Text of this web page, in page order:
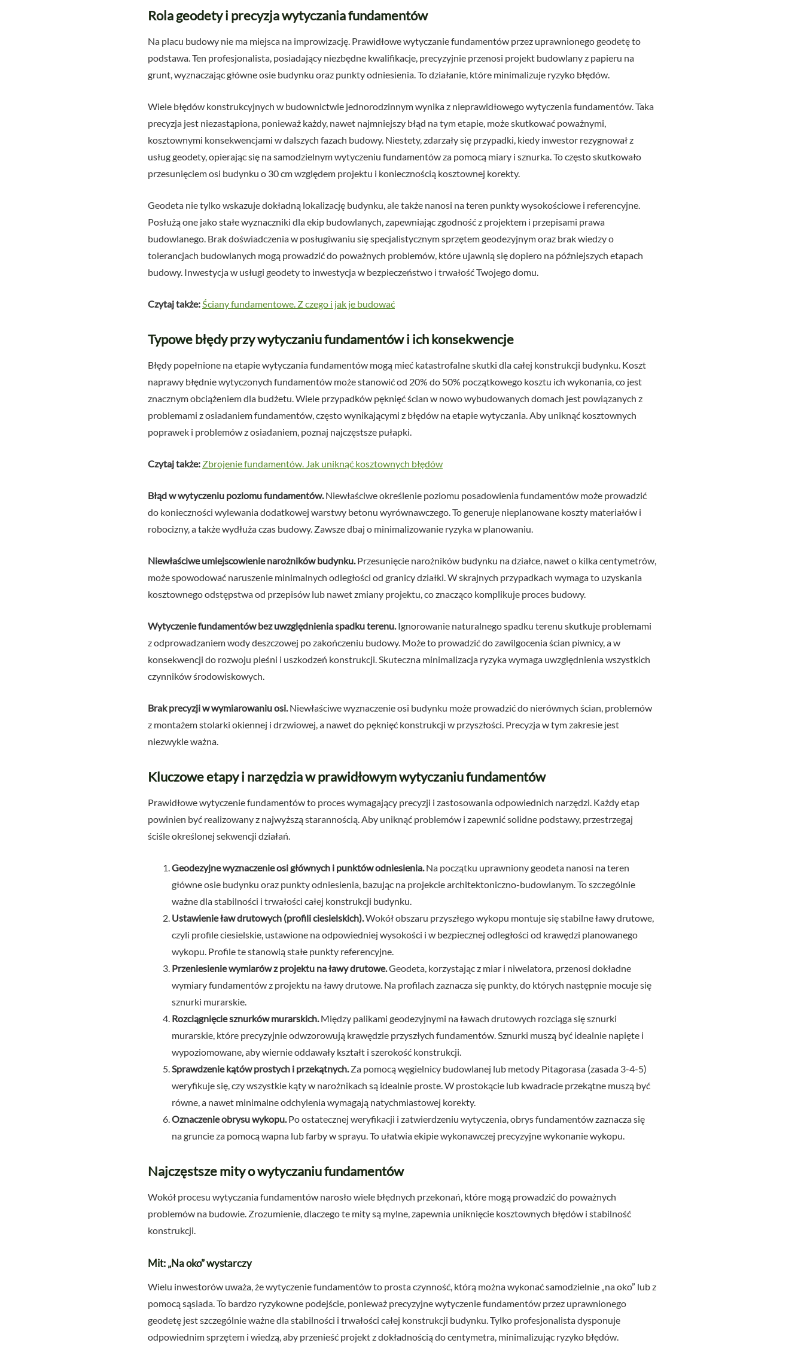
Rola geodety i precyzja wytyczania fundamentów
Na placu budowy nie ma miejsca na improwizację. Prawidłowe wytyczanie fundamentów przez uprawnionego geodetę to
podstawa. Ten profesjonalista, posiadający niezbędne kwalifikacje, precyzyjnie przenosi projekt budowlany z papieru na
grunt, wyznaczając główne osie budynku oraz punkty odniesienia. To działanie, które minimalizuje ryzyko błędów.
Wiele błędów konstrukcyjnych w budownictwie jednorodzinnym wynika z nieprawidłowego wytyczenia fundamentów. Taka
precyzja jest niezastąpiona, ponieważ każdy, nawet najmniejszy błąd na tym etapie, może skutkować poważnymi,
kosztownymi konsekwencjami w dalszych fazach budowy. Niestety, zdarzały się przypadki, kiedy inwestor rezygnował z
usług geodety, opierając się na samodzielnym wytyczeniu fundamentów za pomocą miary i sznurka. To często skutkowało
przesunięciem osi budynku o 30 cm względem projektu i koniecznością kosztownej korekty.
Geodeta nie tylko wskazuje dokładną lokalizację budynku, ale także nanosi na teren punkty wysokościowe i referencyjne.
Posłużą one jako stałe wyznaczniki dla ekip budowlanych, zapewniając zgodność z projektem i przepisami prawa
budowlanego. Brak doświadczenia w posługiwaniu się specjalistycznym sprzętem geodezyjnym oraz brak wiedzy o
tolerancjach budowlanych mogą prowadzić do poważnych problemów, które ujawnią się dopiero na późniejszych etapach
budowy. Inwestycja w usługi geodety to inwestycja w bezpieczeństwo i trwałość Twojego domu.
Czytaj także:Ściany fundamentowe. Z czego i jak je budować
Typowe błędy przy wytyczaniu fundamentów i ich konsekwencje
Błędy popełnione na etapie wytyczania fundamentów mogą mieć katastrofalne skutki dla całej konstrukcji budynku. Koszt
naprawy błędnie wytyczonych fundamentów może stanowić od 20% do 50% początkowego kosztu ich wykonania, co jest
znacznym obciążeniem dla budżetu. Wiele przypadków pęknięć ścian w nowo wybudowanych domach jest powiązanych z
problemami z osiadaniem fundamentów, często wynikającymi z błędów na etapie wytyczania. Aby uniknąć kosztownych
poprawek i problemów z osiadaniem, poznaj najczęstsze pułapki.
Czytaj także: Zbrojenie fundamentów. Jak uniknąć kosztownych błędów
Błąd w wytyczeniu poziomu fundamentów.Niewłaściwe określenie poziomu posadowienia fundamentów może prowadzić
do konieczności wylewania dodatkowej warstwy betonu wyrównawczego. To generuje nieplanowane koszty materiałów i
robocizny, a także wydłuża czas budowy. Zawsze dbaj o minimalizowanie ryzyka w planowaniu.
Niewłaściwe umiejscowienie narożników budynku.Przesunięcie narożników budynku na działce, nawet o kilka centymetrów,
może spowodować naruszenie minimalnych odległości od granicy działki. W skrajnych przypadkach wymaga to uzyskania
kosztownego odstępstwa od przepisów lub nawet zmiany projektu, co znacząco komplikuje proces budowy.
Wytyczenie fundamentów bez uwzględnienia spadku terenu.Ignorowanie naturalnego spadku terenu skutkuje problemami
z odprowadzaniem wody deszczowej po zakończeniu budowy. Może to prowadzić do zawilgocenia ścian piwnicy, a w
konsekwencji do rozwoju pleśni i uszkodzeń konstrukcji. Skuteczna minimalizacja ryzyka wymaga uwzględnienia wszystkich
czynników środowiskowych.
Brak precyzji w wymiarowaniu osi.Niewłaściwe wyznaczenie osi budynku może prowadzić do nierównych ścian, problemów
z montażem stolarki okiennej i drzwiowej, a nawet do pęknięć konstrukcji w przyszłości. Precyzja w tym zakresie jest
niezwykle ważna.
Kluczowe etapy i narzędzia w prawidłowym wytyczaniu fundamentów
Prawidłowe wytyczenie fundamentów to proces wymagający precyzji i zastosowania odpowiednich narzędzi. Każdy etap
powinien być realizowany z najwyższą starannością. Aby uniknąć problemów i zapewnić solidne podstawy, przestrzegaj
ściśle określonej sekwencji działań.
Geodezyjne wyznaczenie osi głównych i punktów odniesienia.Na początku uprawniony geodeta nanosi na teren
główne osie budynku oraz punkty odniesienia, bazując na projekcie architektoniczno-budowlanym. To szczególnie
ważne dla stabilności i trwałości całej konstrukcji budynku.
Ustawienie ław drutowych (profili ciesielskich).Wokół obszaru przyszłego wykopu montuje się stabilne ławy drutowe,
czyli profile ciesielskie, ustawione na odpowiedniej wysokości i w bezpiecznej odległości od krawędzi planowanego
wykopu. Profile te stanowią stałe punkty referencyjne.
Przeniesienie wymiarów z projektu na ławy drutowe.Geodeta, korzystając z miar i niwelatora, przenosi dokładne
wymiary fundamentów z projektu na ławy drutowe. Na profilach zaznacza się punkty, do których następnie mocuje się
sznurki murarskie.
Rozciągnięcie sznurków murarskich.Między palikami geodezyjnymi na ławach drutowych rozciąga się sznurki
murarskie, które precyzyjnie odwzorowują krawędzie przyszłych fundamentów. Sznurki muszą być idealnie napięte i
wypoziomowane, aby wiernie oddawały kształt i szerokość konstrukcji.
Sprawdzenie kątów prostych i przekątnych.Za pomocą węgielnicy budowlanej lub metody Pitagorasa (zasada 3-4-5)
weryfikuje się, czy wszystkie kąty w narożnikach są idealnie proste. W prostokącie lub kwadracie przekątne muszą być
równe, a nawet minimalne odchylenia wymagają natychmiastowej korekty.
Oznaczenie obrysu wykopu.Po ostatecznej weryfikacji i zatwierdzeniu wytyczenia, obrys fundamentów zaznacza się
na gruncie za pomocą wapna lub farby w sprayu. To ułatwia ekipie wykonawczej precyzyjne wykonanie wykopu.
Najczęstsze mity o wytyczaniu fundamentów
Wokół procesu wytyczania fundamentów narosło wiele błędnych przekonań, które mogą prowadzić do poważnych
problemów na budowie. Zrozumienie, dlaczego te mity są mylne, zapewnia uniknięcie kosztownych błędów i stabilność
konstrukcji.
Mit: „Na oko” wystarczy
Wielu inwestorów uważa, że wytyczenie fundamentów to prosta czynność, którą można wykonać samodzielnie „na oko” lub z
pomocą sąsiada. To bardzo ryzykowne podejście, ponieważ precyzyjne wytyczenie fundamentów przez uprawnionego
geodetę jest szczególnie ważne dla stabilności i trwałości całej konstrukcji budynku. Tylko profesjonalista dysponuje
odpowiednim sprzętem i wiedzą, aby przenieść projekt z dokładnością do centymetra, minimalizując ryzyko błędów.